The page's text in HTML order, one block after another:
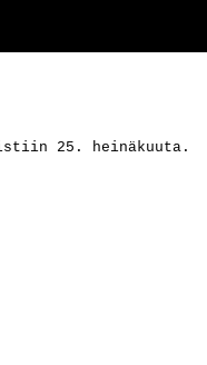
25. heinäkuuta.